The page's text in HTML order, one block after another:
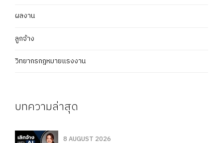
ผลงาน
ลูกจ้าง
วิทยากรกฎหมายแรงงาน
บทความล่าสุด
8 AUGUST 2026